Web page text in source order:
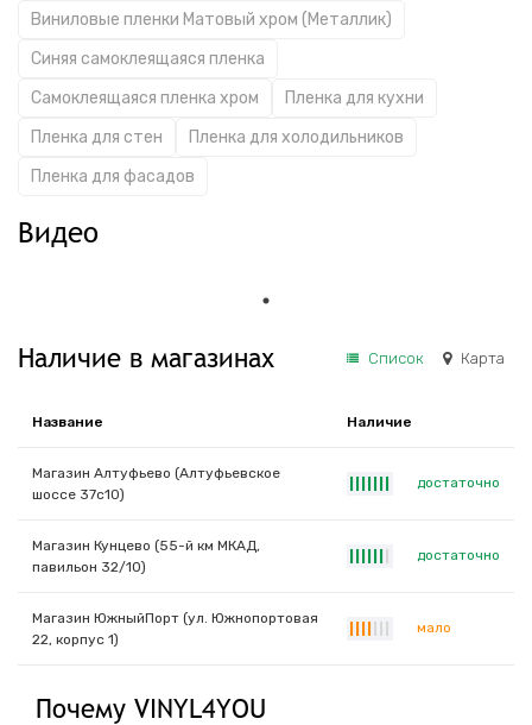
Виниловые пленки Матовый хром (Металлик)
Синяя самоклеящаяся пленка
Самоклеящаяся пленка хром
Пленка для кухни
Пленка для стен
Пленка для холодильников
Пленка для фасадов
Видео
Наличие в магазинах Список Карта
Название Наличие
Магазин Алтуфьево (Алтуфьевское
шоссе 37с10)
достаточно
Магазин Кунцево (55-й км МКАД,
павильон 32/10)
достаточно
Магазин ЮжныйПорт (ул. Южнопортовая
22, корпус 1)
мало
Почему VINYL4YOU